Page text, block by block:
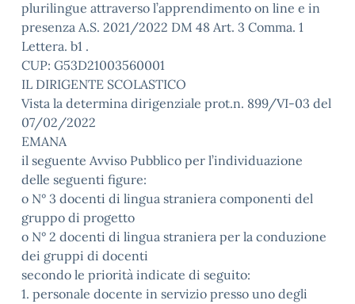
plurilingue attraverso l’apprendimento on line e in
presenza A.S. 2021/2022 DM 48 Art. 3 Comma. 1
Lettera. b1 .
CUP: G53D21003560001
IL DIRIGENTE SCOLASTICO
Vista la determina dirigenziale prot.n. 899/VI-03 del
07/02/2022
EMANA
il seguente Avviso Pubblico per l’individuazione
delle seguenti figure:
o N° 3 docenti di lingua straniera componenti del
gruppo di progetto
o N° 2 docenti di lingua straniera per la conduzione
dei gruppi di docenti
secondo le priorità indicate di seguito:
1. personale docente in servizio presso uno degli